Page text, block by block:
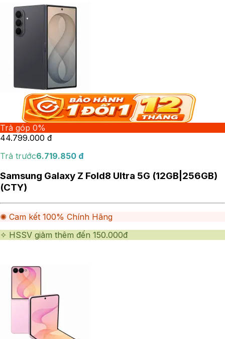
Trả góp 0%
44.799.000 đ
Trả trước6.719.850 đ
Samsung Galaxy Z Fold8 Ultra 5G (12GB|256GB)
(CTY)
✺ Cam kết 100% Chính Hãng
✧ HSSV giảm thêm đến 150.000đ